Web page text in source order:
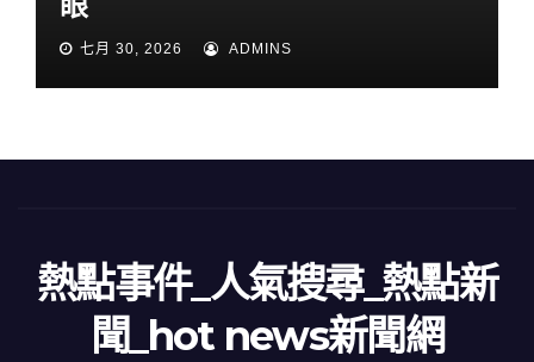
七月 30, 2026 ADMINS
熱點事件_人氣搜尋_熱點新
聞_hot news新聞網